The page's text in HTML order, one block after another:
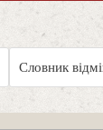
Словник